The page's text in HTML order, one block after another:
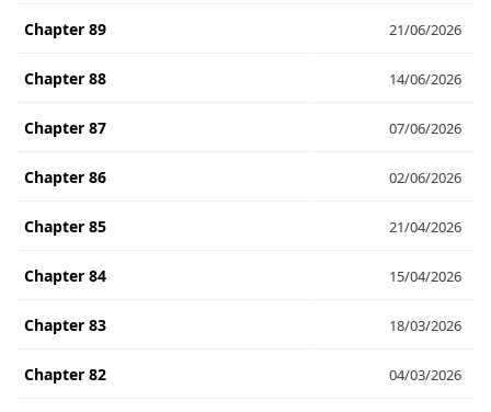
Chapter 89 21/06/2026
Chapter 88 14/06/2026
Chapter 87 07/06/2026
Chapter 86 02/06/2026
Chapter 85 21/04/2026
Chapter 84 15/04/2026
Chapter 83 18/03/2026
Chapter 82 04/03/2026